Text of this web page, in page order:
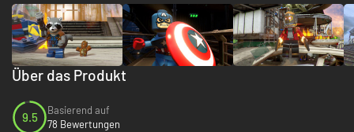
Über das Produkt
9.5
Basierend auf
78 Bewertungen